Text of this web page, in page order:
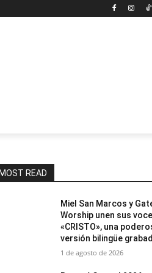
READ
Miel San Marcos y
Worship unen sus
«CRISTO», una
versión bilingüe
1 de agosto de 2026